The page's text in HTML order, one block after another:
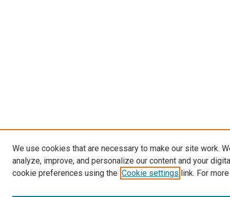
We use cookies that are necessary to make our site work.
analyze, improve, and personalize our content and your
cookie preferences using the Cookie settings link. For